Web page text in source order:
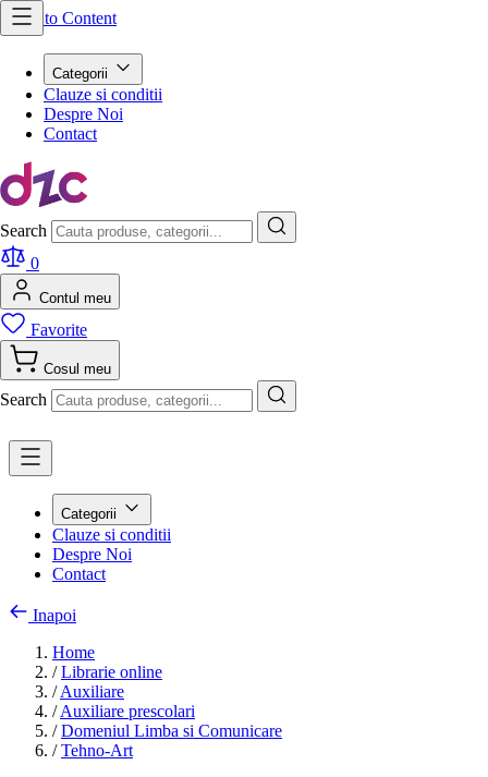
Skip to Content
Categorii
Clauze si conditii
Despre Noi
Contact
Search
0
Contul meu
Favorite
Cosul meu
Search
Categorii
Clauze si conditii
Despre Noi
Contact
Inapoi
Home
/ Librarie online
/ Auxiliare
/ Auxiliare prescolari
/ Domeniul Limba si Comunicare
/ Tehno-Art